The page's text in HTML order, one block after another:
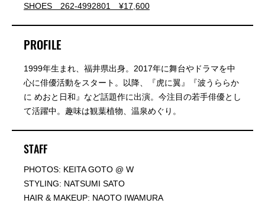
SHOES 262-4992801 ¥17,600
PROFILE
1999年生まれ、福井県出身。2017年に舞台やドラマを中
心に俳優活動をスタート。以降、『虎に翼』『波うららか
に めおと日和』など話題作に出演。今注目の若手俳優とし
て活躍中。趣味は観葉植物、温泉めぐり。
STAFF
PHOTOS: KEITA GOTO @ W
STYLING: NATSUMI SATO
HAIR & MAKEUP: NAOTO IWAMURA